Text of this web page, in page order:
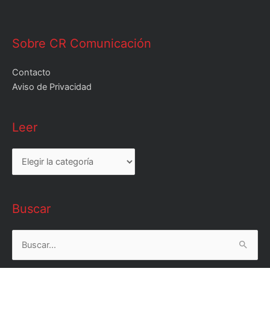
Sobre CR Comunicación
Contacto
Aviso de Privacidad
Leer
Leer
Buscar
Buscar
por: